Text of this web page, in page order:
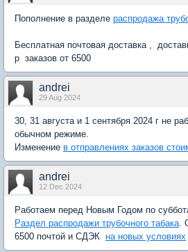
Пополнение в разделе распродажа
Бесплатная почтовая доставка ,
р заказов от 6500
andrei
29 Aug 2024
30, 31 августа и 1 сентября 2024 г не
обычном режиме.
Изменение в отправлениях заказов
andrei
12 Dec 2024
Работаем перед Новым Годом по
Раздел распродажи трубочного табака.
6500 почтой и СДЭК на новых условиях